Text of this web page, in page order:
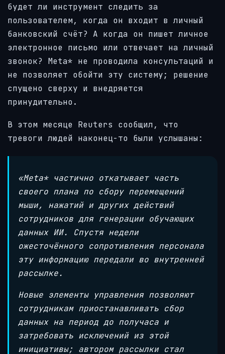
будет ли инструмент следить за
пользователем, когда он входит в личный
банковский счёт? А когда он пишет личное
электронное письмо или отвечает на личный
звонок? Meta* не проводила консультаций и
не позволяет обойти эту систему; решение
спущено сверху и внедряется
принудительно.
В этом месяце Reuters сообщил, что
тревоги людей наконец-то были услышаны:
«Meta* частично откатывает часть
своего плана по сбору перемещений
мыши, нажатий и других действий
сотрудников для генерации обучающих
данных ИИ. Спустя недели
ожесточённого сопротивления персонала
эту информацию передали во внутренней
рассылке.
Новые элементы управления позволяют
сотрудникам приостанавливать сбор
данных на период до получаса и
затребовать исключений из этой
инициативы; автором рассылки стал